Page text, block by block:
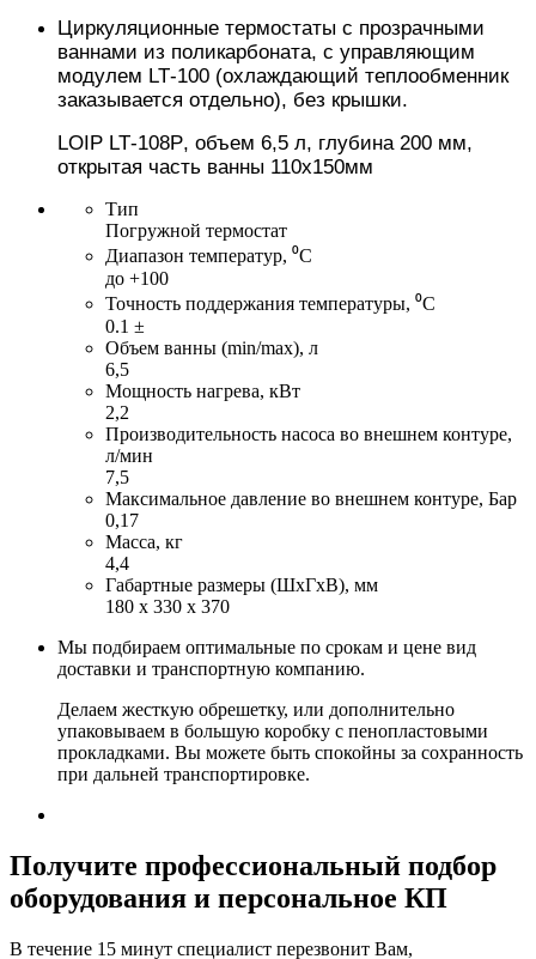
Циркуляционные термостаты с прозрачными
ваннами из поликарбоната, с управляющим
модулем LT-100 (охлаждающий теплообменник
заказывается отдельно), без крышки.
LOIP LT-108Р, объем 6,5 л, глубина 200 мм,
открытая часть ванны 110х150мм
Тип
Погружной термостат
Диапазон температур, ⁰С
до +100
Точность поддержания температуры, ⁰С
0.1 ±
Объем ванны (min/max), л
6,5
Мощность нагрева, кВт
2,2
Производительность насоса во внешнем контуре,
л/мин
7,5
Максимальное давление во внешнем контуре, Бар
0,17
Масса, кг
4,4
Габартные размеры (ШхГхВ), мм
180 х 330 х 370
Мы подбираем оптимальные по срокам и цене вид
доставки и транспортную компанию.
Делаем жесткую обрешетку, или дополнительно
упаковываем в большую коробку с пенопластовыми
прокладками. Вы можете быть спокойны за сохранность
при дальней транспортировке.
Получите профессиональный подбор
оборудования и персональное КП
В течение 15 минут специалист перезвонит Вам,